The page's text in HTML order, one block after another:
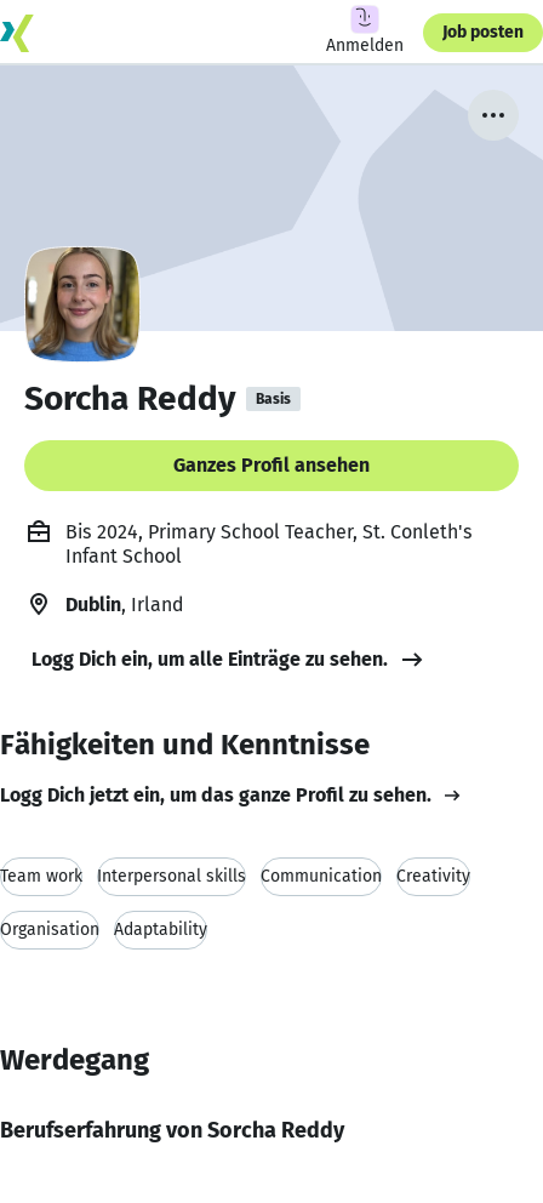
Anmelden
Job posten
Sorcha Reddy Basis
Ganzes Profil ansehen
Bis 2024, Primary School Teacher, St. Conleth's
Infant School
Dublin, Irland
Logg Dich ein, um alle Einträge zu sehen.
Fähigkeiten und Kenntnisse
Logg Dich jetzt ein, um das ganze Profil zu sehen.
Team work Interpersonal skills Communication Creativity
Organisation Adaptability
Werdegang
Berufserfahrung von Sorcha Reddy